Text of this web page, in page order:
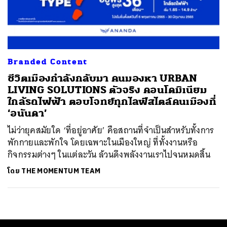
Branded Content
ชีวิตเมืองกำลังกลับมา คนมองหา URBAN
LIVING SOLUTIONS ตัวจริง คอนโดมิเนียม
ใกล้รถไฟฟ้า ตอบโจทย์ทุกไลฟ์สไตล์คนเมืองที่
‘อนันดา’
ไม่ว่ายุคสมัยใด ‘ที่อยู่อาศัย’ คือสถานที่จำเป็นสำหรับทั้งการ
พักกายและพักใจ โดยเฉพาะในเมืองใหญ่ ที่ทั้งงานหรือ
กิจกรรมต่างๆ ในแต่ละวัน ล้วนดึงพลังงานเราไปจนหมดสิ้น
โดย THE MOMENTUM TEAM
SHARE TWEET LINE EMAIL